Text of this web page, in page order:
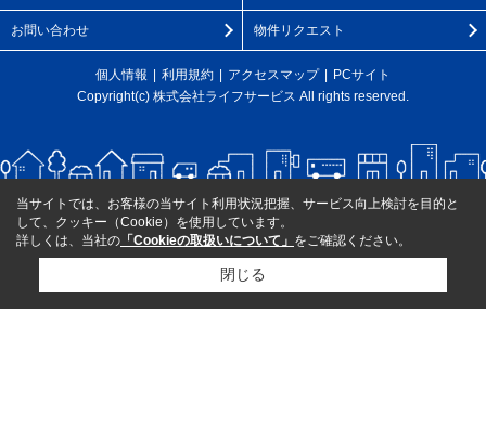
お問い合わせ 物件リクエスト
個人情報 利用規約 アクセスマップ
PCサイト
Copyright(c) 株式会社ライフサービス All rights reserved.
当サイトでは、お客様の当サイト利用状況把握、サービス向上検討を目的と
して、クッキー（Cookie）を使用しています。
詳しくは、当社の 「Cookieの取扱いについて」 をご確認ください。
閉じる